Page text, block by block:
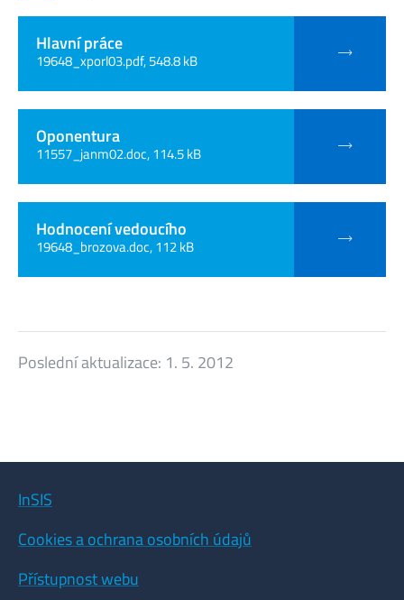
Hlavní práce
19648_xporl03.pdf, 548.8 kB
Oponentura
11557_janm02.doc, 114.5 kB
Hodnocení vedoucího
19648_brozova.doc, 112 kB
Poslední aktualizace: 1. 5. 2012
InSIS
Cookies a ochrana osobních údajů
Přístupnost webu